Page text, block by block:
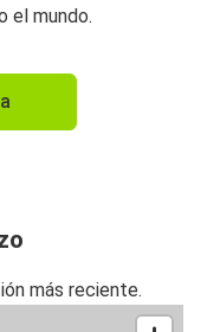
el mundo.
más reciente.